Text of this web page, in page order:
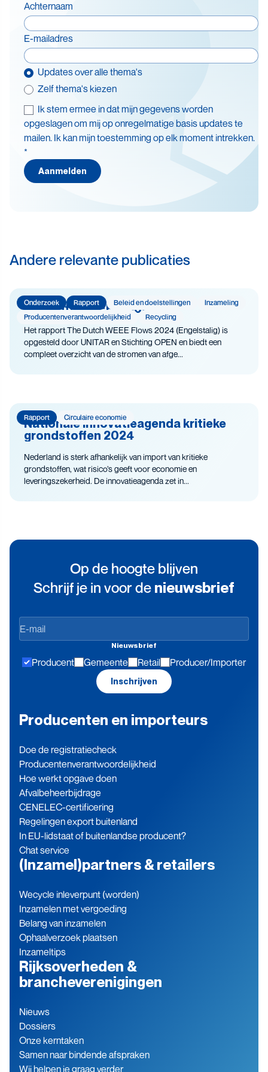
Achternaam
E-mailadres
Updates over alle thema's
Zelf thema's kiezen
Thema's
Batterijen
Circulaire economie
Ik stem ermee in dat mijn gegevens worden
opgeslagen om mij op onregelmatige basis updates te
mailen. Ik kan mijn toestemming op elk moment intrekken.
*
Aanmelden
Andere relevante publicaties
Onderzoek Rapport Beleid en doelstellingen
Inzameling
Producenten­­­­verantwoor­delijk­heid
Recycling
The Dutch WEEE Flows
Het rapport The Dutch WEEE Flows 2024 (Engelstalig) is
opgesteld door UNITAR en Stichting OPEN en biedt een
compleet overzicht van de stromen van afge...
Rapport Circulaire economie
Nationale innovatieagenda kritieke
grondstoffen 2024
Nederland is sterk afhankelijk van import van kritieke
grondstoffen, wat risico’s geeft voor economie en
leveringszekerheid. De innovatieagenda zet in...
Op de hoogte blijven
Schrijf je in voor de nieuwsbrief
Op
de
blijven
Nieuwsbrief
Producent Gemeente Retail Producer/Importer
Inschrijven
Producenten en importeurs
Doe de registratiecheck
Producenten­verantwoordelijkheid
Hoe werkt opgave doen
Afvalbeheerbijdrage
CENELEC-certificering
Regelingen export buitenland
In EU-lidstaat of buitenlandse producent?
Chat service
(Inzamel)partners & retailers
Wecycle inleverpunt (worden)
Inzamelen met vergoeding
Belang van inzamelen
Ophaalverzoek plaatsen
Inzameltips
Rijksoverheden &
brancheverenigingen
Nieuws
Dossiers
Onze kerntaken
Samen naar bindende afspraken
Wij helpen je graag verder